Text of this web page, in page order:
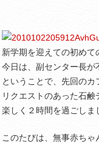
新学期を迎えての初めて
今日は、副センター長が
ということで、先回のカ
リクエストのあった石
楽しく２時間を過ごしま
このたびは、無事赤ち